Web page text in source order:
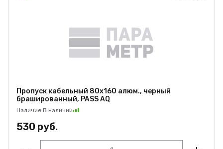
Пропуск кабельный 80х160 алюм., черный
брашированный, PASS AQ
Наличие:В наличии
530 руб.